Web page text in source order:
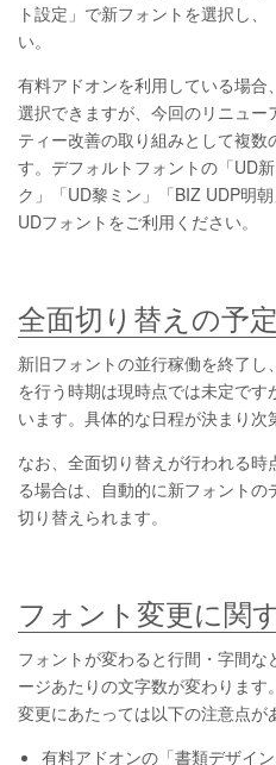
ト設定」で新フォントを選択し
い。
有料アドオンを利用している場
選択できますが、今回のリニュー
ティー改善の取り組みとして複数
す。デフォルトフォントの「UD
ク」「UD黎ミン」「BIZ UDP明
UDフォントをご利用ください。
全面切り替えの予
新旧フォントの並行稼働を終了し
を行う時期は現時点では未定で
います。具体的な日程が決まり次
なお、全面切り替えが行われる
る場合は、自動的に新フォント
切り替えられます。
フォント変更に関
フォントが変わると行間・字間
ージあたりの文字数が変わりま
変更にあたっては以下の注意点が
有料アドオンの「書類デザイ